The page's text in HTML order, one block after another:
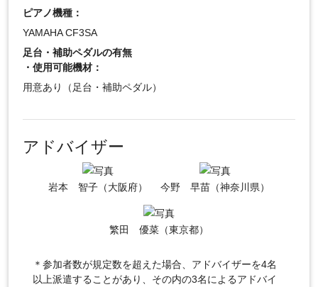
ピアノ機種：
YAMAHA CF3SA
足台・補助ペダルの有無
・使用可能機材：
用意あり（足台・補助ペダル）
アドバイザー
岩本 智子（大阪府） 今野 早苗（神奈川県）
繁田 優菜（東京都）
＊参加者数が規定数を超えた場合、アドバイザーを4名
以上派遣することがあり、その内の3名によるアドバイ